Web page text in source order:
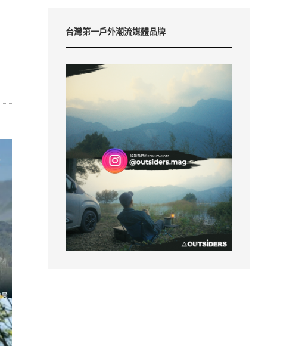
台灣第一戶外潮流媒體品牌